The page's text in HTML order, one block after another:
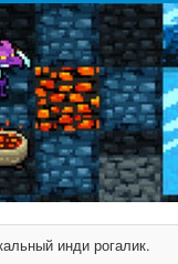
инди рогалик.